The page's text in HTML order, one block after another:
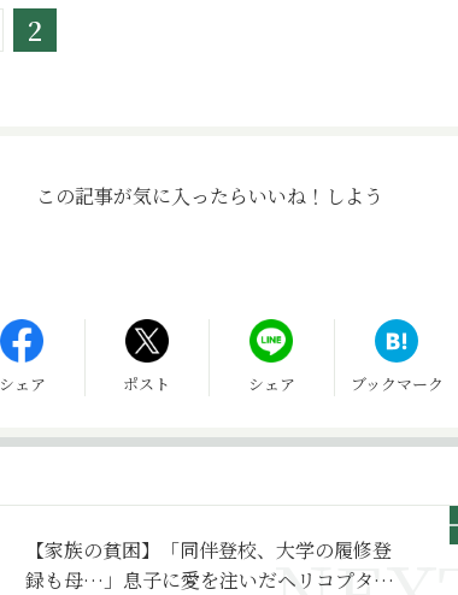
2
この記事が気に入ったらいいね！しよう
シェア ポスト シェア ブックマーク
【家族の貧困】「同伴登校、大学の履修登
録も母…」息子に愛を注いだヘリコプター